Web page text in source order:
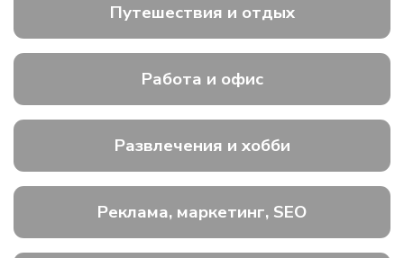
Путешествия и отдых
Работа и офис
Развлечения и хобби
Реклама, маркетинг, SEO